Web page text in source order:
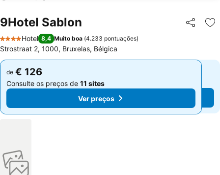
9Hotel Sablon Partilhar
4 Estrelas
Hotel 8,4 Muito boa (4.233 pontuações)
Strostraat 2, 1000, Bruxelas, Bélgica
de € 126
Consulte os preços de 11 sites
Ver preços
de € 126
Consulte os preços de 11 sites
Ver preços